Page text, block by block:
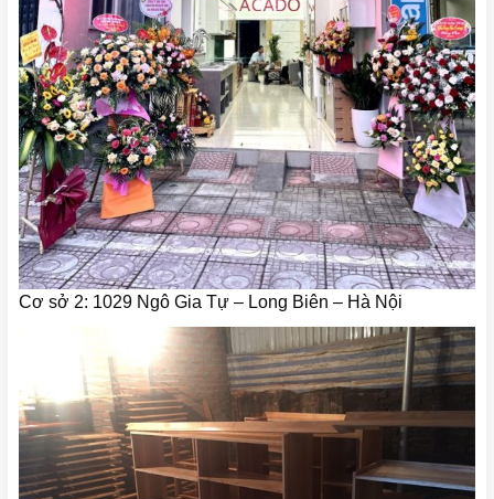
Cơ sở 2: 1029 Ngô Gia Tự – Long Biên – Hà Nội